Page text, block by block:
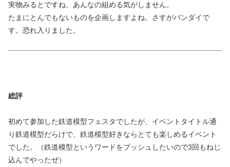
実物みるとですね、あんなの組める気がしません。
たまにとんでもないものを企画しますよね。さすがバンダイで
す。恐れ入りました。
総評
初めて参加した鉄道模型フェスタでしたが、イベントタイトル通
り鉄道模型だらけで、鉄道模型好きならとても楽しめるイベント
でした。（鉄道模型というワードをプッシュしたいので3回もねじ
込んでやったぜ）